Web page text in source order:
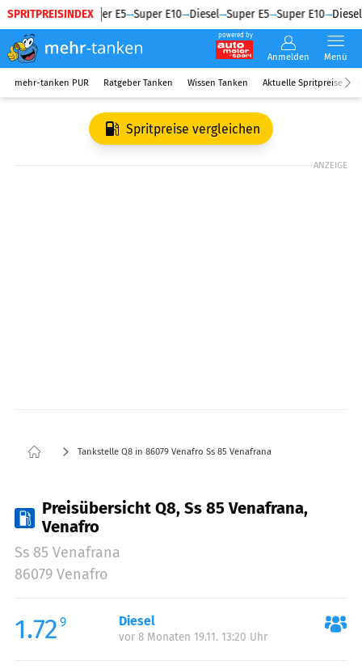
SPRITPREISINDEX
Diesel Super E5 Super E10 Diesel Super E5 Super E10 Diesel
powered by
Anmelden Menü
mehr-tanken PUR Ratgeber Tanken Wissen Tanken Aktuelle Spritpreise
Spritpreise vergleichen
ANZEIGE
Tankstelle Q8 in 86079 Venafro Ss 85 Venafrana
Preisübersicht Q8, Ss 85 Venafrana,
Venafro
Ss 85 Venafrana
86079 Venafro
1.72 9 Diesel
vor 8 Monaten 19.11. 13:20 Uhr